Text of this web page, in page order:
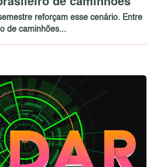
reforçam esse cenário. Entre
de caminhões...